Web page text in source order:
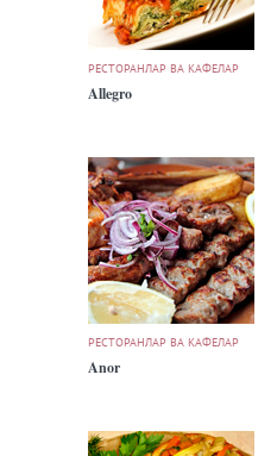
РЕСТОРАНЛАР ВА КАФЕЛАР
Allegro
РЕСТОРАНЛАР ВА КАФЕЛАР
Anor